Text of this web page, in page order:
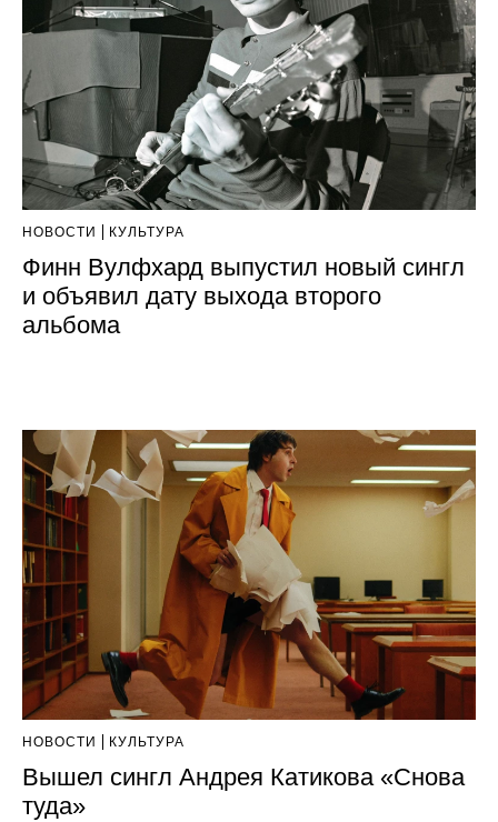
НОВОСТИ КУЛЬТУРА
Финн Вулфхард выпустил новый сингл
и объявил дату выхода второго
альбома
НОВОСТИ КУЛЬТУРА
Вышел сингл Андрея Катикова «Снова
туда»